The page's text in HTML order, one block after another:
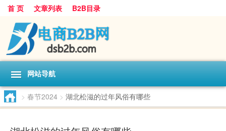
首 页 文章列表 B2B目录
网站导航
> 春节2024 > 湖北松滋的过年风俗有哪些